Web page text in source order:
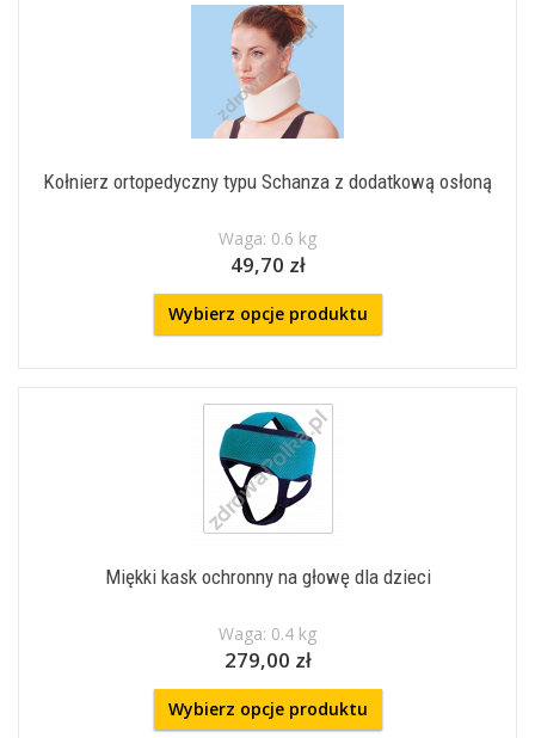
Kołnierz ortopedyczny typu Schanza z dodatkową osłoną
Waga: 0.6 kg
49,70 zł
Wybierz opcje produktu
Miękki kask ochronny na głowę dla dzieci
Waga: 0.4 kg
279,00 zł
Wybierz opcje produktu